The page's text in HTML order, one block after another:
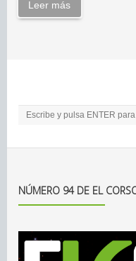
Leer más
NÚMERO 94 DE EL